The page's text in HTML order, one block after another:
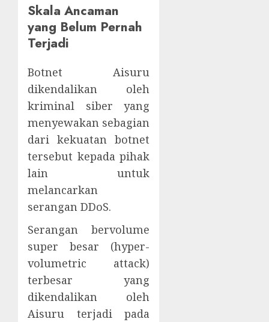
Skala Ancaman
yang Belum Pernah
Terjadi
Botnet Aisuru
dikendalikan oleh
kriminal siber yang
menyewakan sebagian
dari kekuatan botnet
tersebut kepada pihak
lain untuk
melancarkan
serangan DDoS.
Serangan bervolume
super besar (hyper-
volumetric attack)
terbesar yang
dikendalikan oleh
Aisuru terjadi pada